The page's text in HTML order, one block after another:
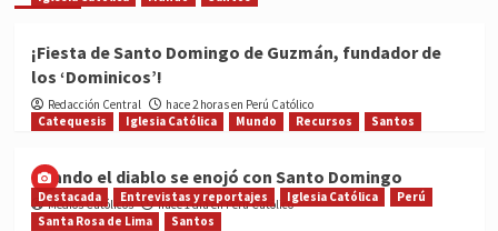
¡Fiesta de Santo Domingo de Guzmán, fundador de
los ‘Dominicos’!
Redacción Central
hace 2 horas en Perú Católico
Catequesis
Iglesia Católica Mundo Recursos Santos
Cuando el diablo se enojó con Santo Domingo
Medios Católicos hace 1 día en Perú Católico
Destacada Entrevistas y reportajes Iglesia Católica
Perú
Santa Rosa de Lima
Santos